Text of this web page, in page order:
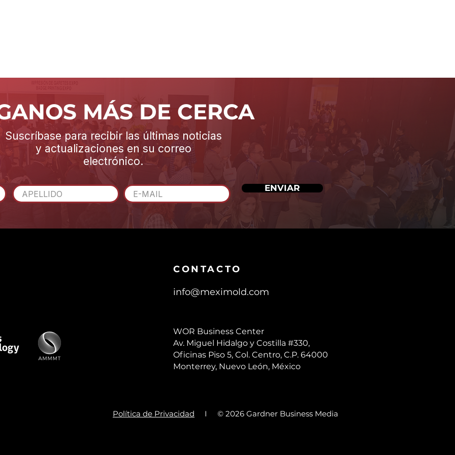
MÁS DE CERCA
Suscríbase para recibir las últimas noticias
y actualizaciones en su correo
electrónico.
ENVIAR
CONTACTO
info@meximold.com
WOR Business Center
Av. Miguel Hidalgo y Costilla #330,
Oficinas Piso 5, Col. Centro, C.P. 64000
Monterrey, Nuevo León, México
Política de Privacidad I © 2026 Gardner Business Media